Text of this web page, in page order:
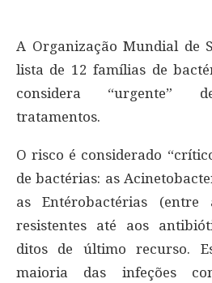
A Organização Mundial de
lista de 12 famílias de
considera “urgente”
tratamentos.
O risco é considerado
de bactérias: as
as Entérobactérias
resistentes até aos
ditos de último recurso.
maioria das infeções